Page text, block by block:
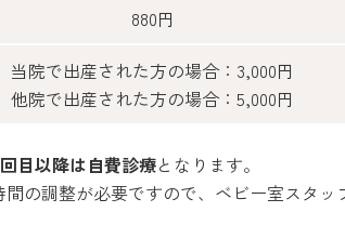
880円
当院で出産された方の場合：3,000円
他院で出産された方の場合：5,000円
目以降は自費診療となります。
調整が必要ですので、ベビー室スタッ